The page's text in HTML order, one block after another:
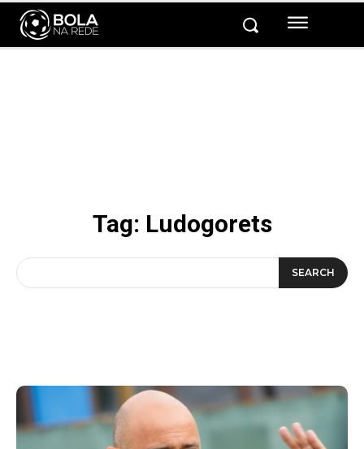
Tag: Ludogorets
SEARCH